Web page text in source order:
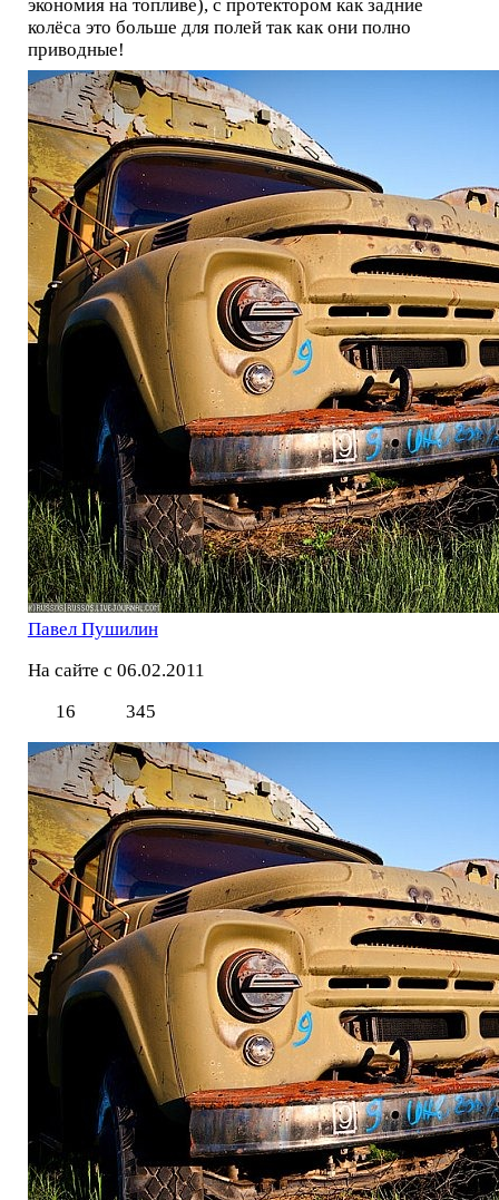
экономия на топливе), с протектором как задние
колёса это больше для полей так как они полно
приводные!
Павел Пушилин
На сайте с 06.02.2011
16
345